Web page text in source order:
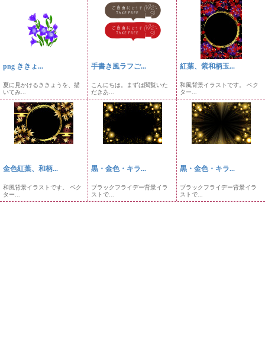
png ききょ...
夏に見かけるききょうを、描
いてみ...
手書き風ラフご...
こんにちは。まずは閲覧いた
だきあ...
紅葉、紫和柄玉...
和風背景イラストです。 ベク
ター...
金色紅葉、和柄...
和風背景イラストです。 ベク
ター...
黒・金色・キラ...
ブラックフライデー背景イラ
ストで...
黒・金色・キラ...
ブラックフライデー背景イラ
ストで...